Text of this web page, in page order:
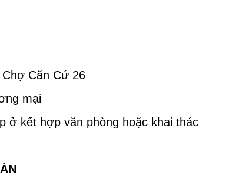
Căn Cứ 26
mại
ở kết hợp văn phòng hoặc khai thác